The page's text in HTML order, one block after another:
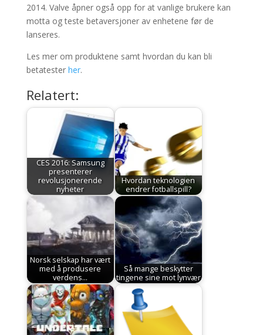
2014. Valve åpner også opp for at vanlige brukere kan
motta og teste betaversjoner av enhetene før de
lanseres.
Les mer om produktene samt hvordan du kan bli
betatester her.
Relatert:
CES 2016: Samsung
presenterer
revolusjonerende
nyheter
Hvordan teknologien
endrer fotballspill?
Norsk selskap har vært
med å produsere
verdens…
Så mange beskytter
tingene sine mot lynvær